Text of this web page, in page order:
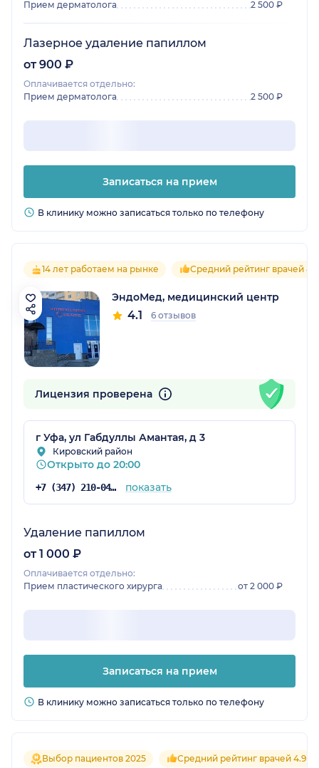
Прием дерматолога 2 500 ₽
Лазерное удаление папиллом
от 900 ₽
Оплачивается отдельно:
Прием дерматолога
2 500 ₽
Записаться на прием
В клинику можно записаться только по телефону
14 лет работаем на рынке Средний рейтинг врачей 4.1
ЭндоМед, медицинский центр
4.1 6 отзывов
Лицензия проверена
г Уфа, ул Габдуллы Амантая, д 3
Кировский район
Открыто до 20:00
+7 (347) 210-04-79 показать
Удаление папиллом
от 1 000 ₽
Оплачивается отдельно:
Прием пластического хирурга
от 2 000 ₽
Записаться на прием
В клинику можно записаться только по телефону
Выбор пациентов 2025 Средний рейтинг врачей 4.9